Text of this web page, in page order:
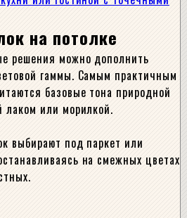
на потолке
решения можно дополнить
гаммы. Самым практичным
базовые тона природной
лаком или морилкой.
выбирают под паркет или
на смежных цветах